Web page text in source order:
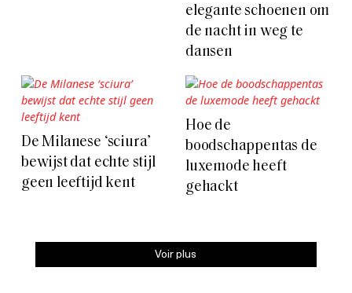
elegante schoenen om
de nacht in weg te
dansen
De Milanese ‘sciura’
bewijst dat echte stijl
geen leeftijd kent
Hoe de
boodschappentas de
luxemode heeft
gehackt
Voir plus